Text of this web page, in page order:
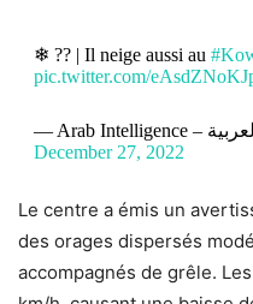
❄ ?? | Il neige aussi au
pic.twitter.com/
December 27, 2022
Le centre a émis un
des orages dispersés
accompagnés de grêle.